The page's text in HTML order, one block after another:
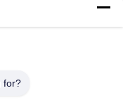
Excavateur
principales
de l'excavateur
for?